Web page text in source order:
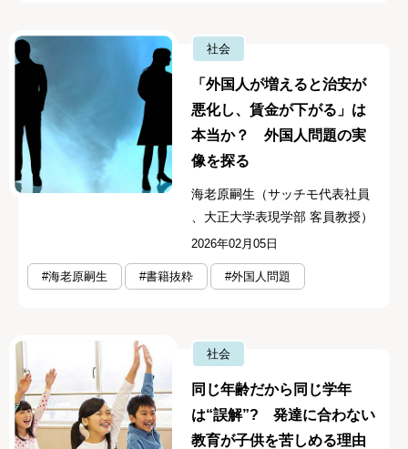
社会
「外国人が増えると治安が
悪化し、賃金が下がる」は
本当か？ 外国人問題の実
像を探る
海老原嗣生（サッチモ代表社員
、大正大学表現学部 客員教授）
2026年02月05日
#海老原嗣生 #書籍抜粋 #外国人問題
社会
同じ年齢だから同じ学年
は“誤解”? 発達に合わない
教育が子供を苦しめる理由